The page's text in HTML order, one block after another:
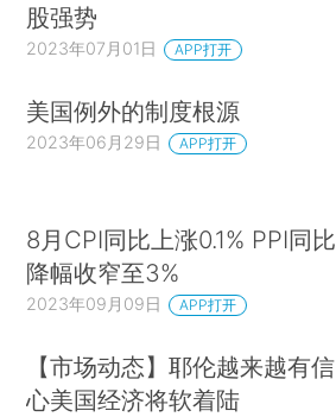
股强势
2023年07月01日 APP打开
美国例外的制度根源
2023年06月29日 APP打开
8月CPI同比上涨0.1% PPI同比
降幅收窄至3%
2023年09月09日 APP打开
【市场动态】耶伦越来越有信
心美国经济将软着陆